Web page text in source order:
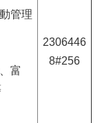
管理
富
2306446
8#256